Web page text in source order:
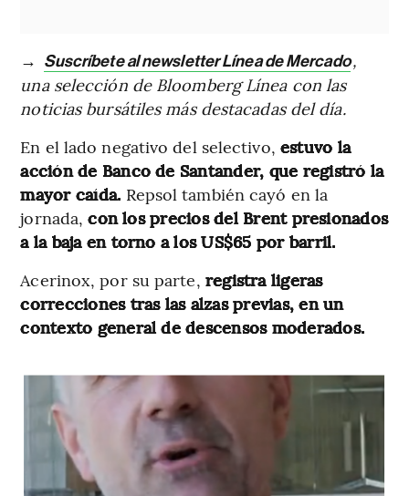
→ Suscríbete al newsletter Línea de Mercado,
una selección de Bloomberg Línea con las
noticias bursátiles más destacadas del día.
En el lado negativo del selectivo, estuvo la
acción de Banco de Santander, que registró la
mayor caída. Repsol también cayó en la
jornada,con los precios del Brent presionados
a la baja en torno a los US$65 por barril.
Acerinox, por su parte, registra ligeras
correcciones tras las alzas previas, en un
contexto general de descensos moderados.